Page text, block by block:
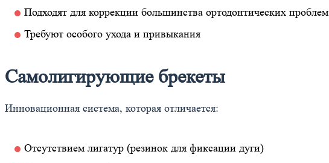
Подходят для коррекции большинства ортодонтических проблем
Требуют особого ухода и привыкания
Самолигирующие брекеты
Инновационная система, которая отличается:
Отсутствием лигатур (резинок для фиксации дуги)